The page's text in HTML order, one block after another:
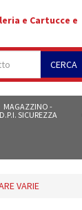
e Cartucce e
CERCA
MAGAZZINO -
D.P.I. SICUREZZA
VARIE